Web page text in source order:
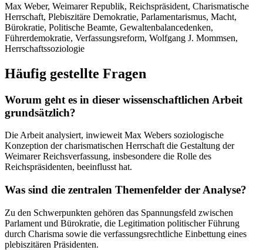
Max Weber, Weimarer Republik, Reichspräsident, Charismatische
Herrschaft, Plebiszitäre Demokratie, Parlamentarismus, Macht,
Bürokratie, Politische Beamte, Gewaltenbalancedenken,
Führerdemokratie, Verfassungsreform, Wolfgang J. Mommsen,
Herrschaftssoziologie
Häufig gestellte Fragen
Worum geht es in dieser wissenschaftlichen Arbeit
grundsätzlich?
Die Arbeit analysiert, inwieweit Max Webers soziologische
Konzeption der charismatischen Herrschaft die Gestaltung der
Weimarer Reichsverfassung, insbesondere die Rolle des
Reichspräsidenten, beeinflusst hat.
Was sind die zentralen Themenfelder der Analyse?
Zu den Schwerpunkten gehören das Spannungsfeld zwischen
Parlament und Bürokratie, die Legitimation politischer Führung
durch Charisma sowie die verfassungsrechtliche Einbettung eines
plebiszitären Präsidenten.